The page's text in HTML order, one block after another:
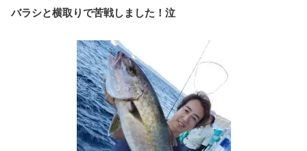
バラシと横取りで苦戦しました！泣